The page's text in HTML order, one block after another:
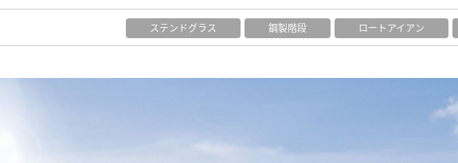
ステンドグラス 鋼製階段 ロートアイアン